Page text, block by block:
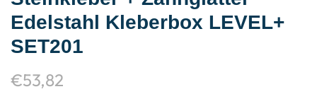
Edelstahl Kleberbox LEVEL+
SET201
€53,82